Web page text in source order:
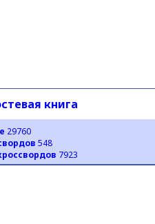
29760
548
7923
книга